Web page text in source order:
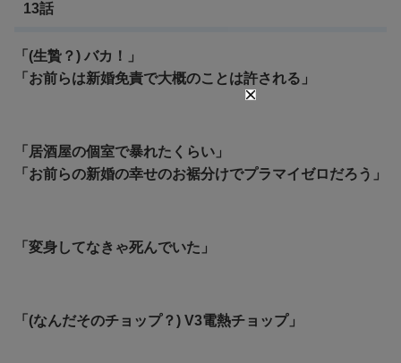
13話
「(生贄？) バカ！」
「お前らは新婚免責で大概のことは許される」
「居酒屋の個室で暴れたくらい」
「お前らの新婚の幸せのお裾分けでプラマイゼロだろう」
「変身してなきゃ死んでいた」
「(なんだそのチョップ？) V3電熱チョップ」